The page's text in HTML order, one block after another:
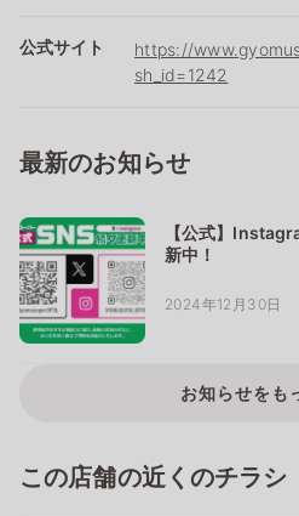
公式サイト
https://
sh_id=1242
最新のお知らせ
【公式】
新中！
2024年12月30日
お知らせをも
この店舗の近くのチラシ